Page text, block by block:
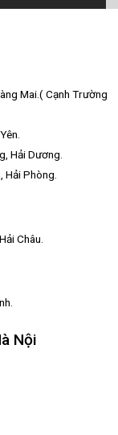
Mai.( Cạnh Trường
Hải Dương.
Phòng.
Châu.
Nội